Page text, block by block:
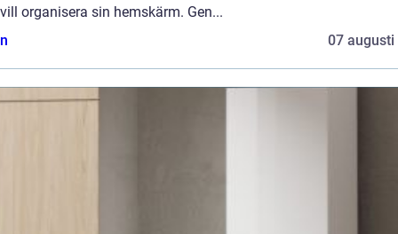
organisera sin hemskärm. Gen...
07 augusti